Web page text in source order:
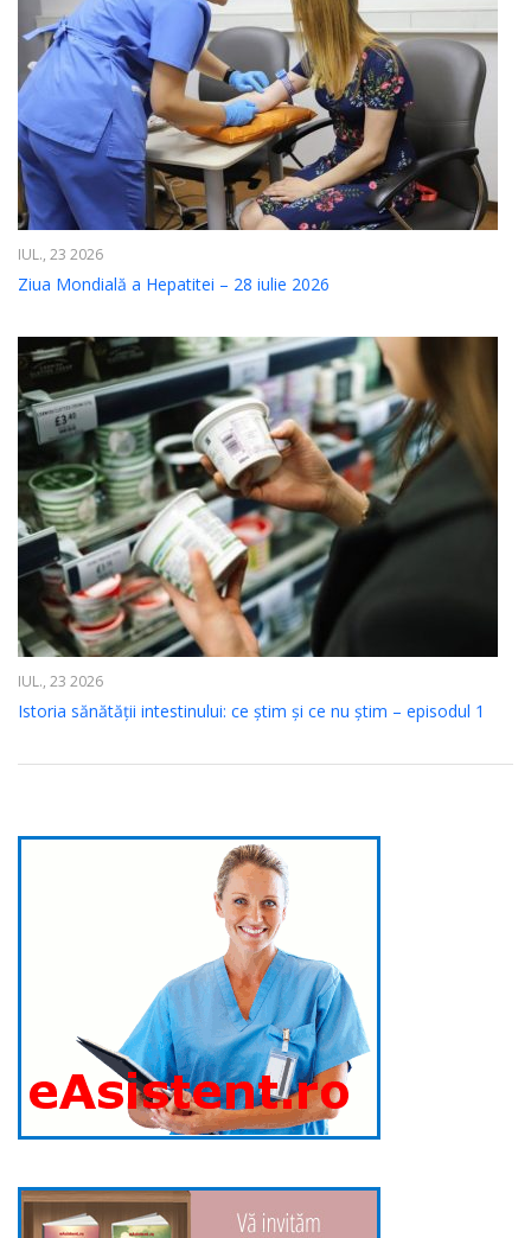
IUL., 23 2026
Ziua Mondială a Hepatitei – 28 iulie 2026
IUL., 23 2026
Istoria sănătății intestinului: ce știm și ce nu știm – episodul 1